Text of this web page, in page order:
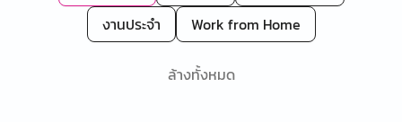
งานประจำ
Work from Home
ล้างทั้งหมด